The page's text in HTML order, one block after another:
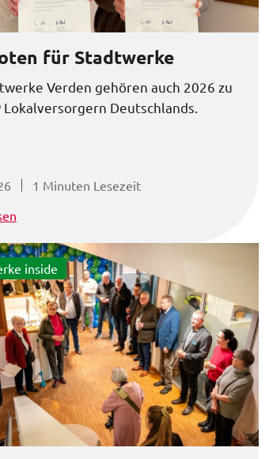
für Stadtwerke
Verden gehören auch 2026 zu
Lokalversorgern Deutschlands.
1 Minuten Lesezeit
inside